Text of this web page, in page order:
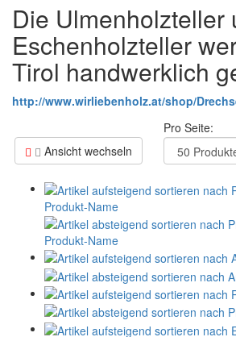
Die Ulmenholzteller
Eschenholzteller
Tirol handwerklich
http://www.wirliebenholz.at/shop/
Ansicht wechseln
Pro Seite:
Produkt-Name
Produkt-Name